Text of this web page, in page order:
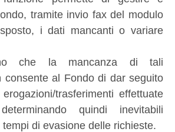
tramite invio fax del modulo
i dati mancanti o variare
che la mancanza di tali
consente al Fondo di dar seguito
trasferimenti effettuate
quindi inevitabili
di evasione delle richieste.